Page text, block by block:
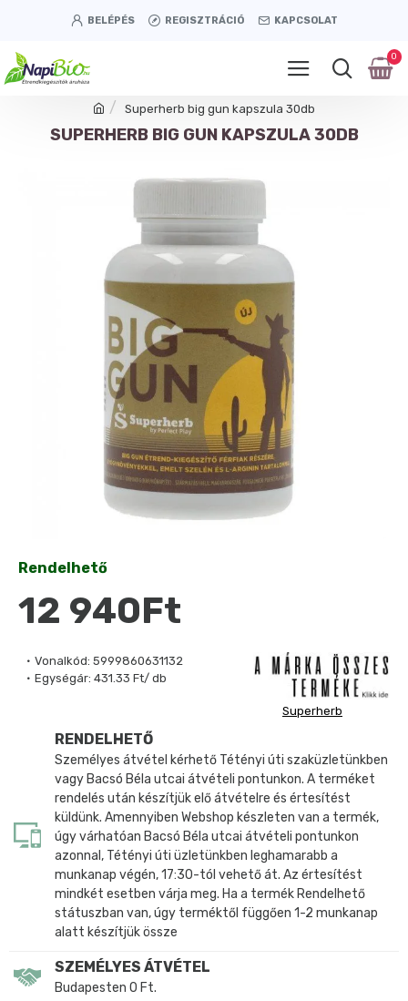
BELÉPÉS REGISZTRÁCIÓ KAPCSOLAT
0
Superherb big gun kapszula 30db
SUPERHERB BIG GUN KAPSZULA 30DB
Vonalkód: 5999860631132
Egységár: 431.33 Ft/ db
Superherb
Rendelhető
12 940Ft
RENDELHETŐ
Személyes átvétel kérhető Tétényi úti szaküzletünkben
vagy Bacsó Béla utcai átvételi pontunkon. A terméket
rendelés után készítjük elő átvételre és értesítést
küldünk. Amennyiben Webshop készleten van a termék,
úgy várhatóan Bacsó Béla utcai átvételi pontunkon
azonnal, Tétényi úti üzletünkben leghamarabb a
munkanap végén, 17:30-tól vehető át. Az értesítést
mindkét esetben várja meg. Ha a termék Rendelhető
státuszban van, úgy terméktől függően 1-2 munkanap
alatt készítjük össze
SZEMÉLYES ÁTVÉTEL
Budapesten 0 Ft.